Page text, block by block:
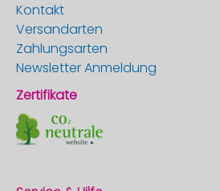
Kontakt
Versandarten
Zahlungsarten
Newsletter Anmeldung
Zertifikate